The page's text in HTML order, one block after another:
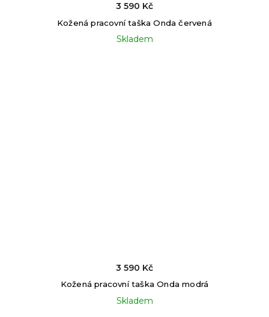
Kožená pracovní taška Onda červená
Skladem
3 590 Kč
Kožená pracovní taška Onda modrá
Skladem
3 590 Kč